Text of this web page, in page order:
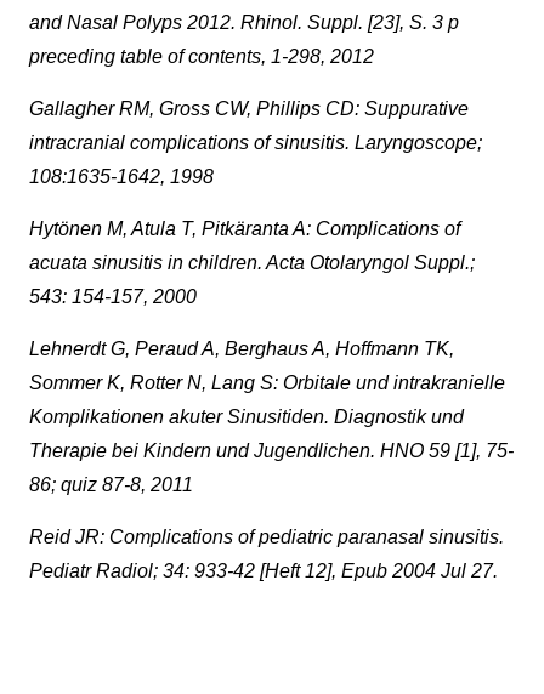
and Nasal Polyps 2012. Rhinol. Suppl. [23], S. 3 p
preceding table of contents, 1-298, 2012
Gallagher RM, Gross CW, Phillips CD: Suppurative
intracranial complications of sinusitis. Laryngoscope;
108:1635-1642, 1998
Hytönen M, Atula T, Pitkäranta A: Complications of
acuata sinusitis in children. Acta Otolaryngol Suppl.;
543: 154-157, 2000
Lehnerdt G, Peraud A, Berghaus A, Hoffmann TK,
Sommer K, Rotter N, Lang S: Orbitale und intrakranielle
Komplikationen akuter Sinusitiden. Diagnostik und
Therapie bei Kindern und Jugendlichen. HNO 59 [1], 75-
86; quiz 87-8, 2011
Reid JR: Complications of pediatric paranasal sinusitis.
Pediatr Radiol; 34: 933-42 [Heft 12], Epub 2004 Jul 27.